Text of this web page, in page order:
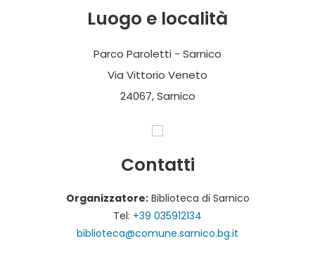
Luogo e località
Parco Paroletti - Sarnico
Via Vittorio Veneto
24067, Sarnico
Contatti
Organizzatore:Biblioteca di Sarnico
Tel: +39 035912134
biblioteca@comune.sarnico.bg.it